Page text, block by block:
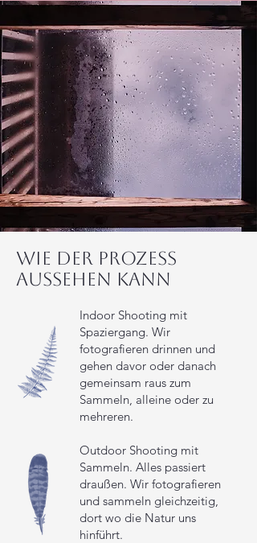
Wie der Prozess
aussehen kann
Indoor Shooting mit
Spaziergang. Wir
fotografieren drinnen und
gehen davor oder danach
gemeinsam raus zum
Sammeln, alleine oder zu
mehreren.
Outdoor Shooting mit
Sammeln. Alles passiert
draußen. Wir fotografieren
und sammeln gleichzeitig,
dort wo die Natur uns
hinführt.